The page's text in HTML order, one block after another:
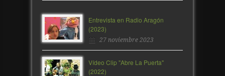
Entrevista en Radio Aragón
(2023)
27 noviembre 2023
Vídeo Clip "Abre La Puerta"
(2022)